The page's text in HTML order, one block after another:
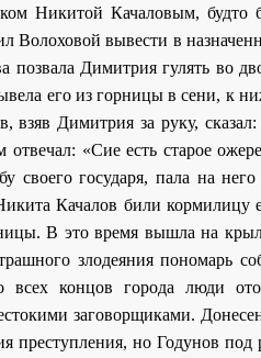
Никитой Качаловым, будто
Волоховой вывести в
позвала Димитрия гулять во
его из горницы в сени, к
Димитрия за руку,
«Сие есть старое
государя, пала на
Качалов били кормилицу
В это время вышла на
злодеяния пономарь
всех концов города люди
заговорщиками.
преступления, но Годунов